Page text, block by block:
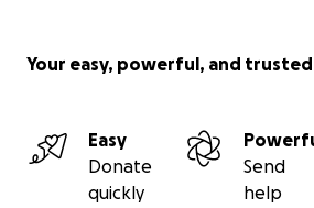
Your easy, powerful, and
Easy
Donate
quickly
Send
help